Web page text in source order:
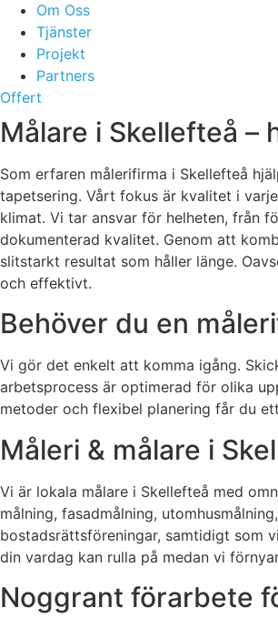
Om Oss
Tjänster
Projekt
Partners
Offert
Målare i Skellefteå
Som erfaren målerifirma i Skellefteå
tapetsering. Vårt fokus är kvalitet i
klimat. Vi tar ansvar för helheten, från
dokumenterad kvalitet. Genom att
slitstarkt resultat som håller länge.
och effektivt.
Behöver du en
Vi gör det enkelt att komma igång.
arbetsprocess är optimerad för olika
metoder och flexibel planering får du
Måleri & målare i
Vi är lokala målare i Skellefteå med
målning, fasadmålning,
bostadsrättsföreningar, samtidigt som
din vardag kan rulla på medan vi
Noggrant förarbete